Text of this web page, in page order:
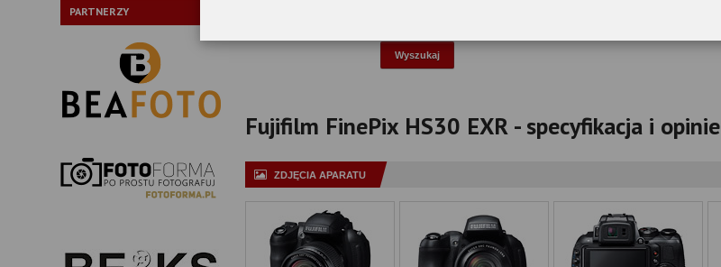
PARTNERZY
Fujifilm FinePix HS30 EXR - specyfikacja i opinie
ZDJĘCIA APARATU